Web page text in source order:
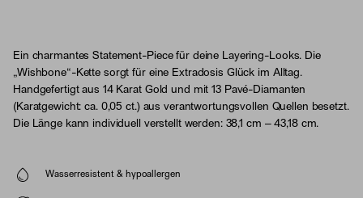
Ein charmantes Statement-Piece für deine Layering-Looks. Die
„Wishbone“-Kette sorgt für eine Extradosis Glück im Alltag.
Handgefertigt aus 14 Karat Gold und mit 13 Pavé-Diamanten
(Karatgewicht: ca. 0,05 ct.) aus verantwortungsvollen Quellen besetzt.
Die Länge kann individuell verstellt werden: 38,1 cm – 43,18 cm.
Wasserresistent & hypoallergen